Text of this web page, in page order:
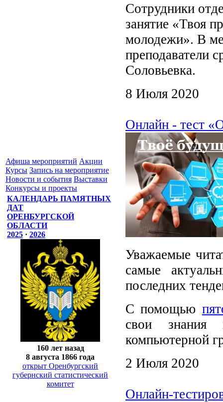
Афиша мероприятий Акции
Курсы Запись на мероприятие
Новости и события Выставки
Конкурсы и проекты
КАЛЕНДАРЬ ПАМЯТНЫХ
ДАТ
ОРЕНБУРГСКОЙ
ОБЛАСТИ
2025 · 2026
160 лет назад
8 августа 1866 года
открыт Оренбургский
губернский статистический
комитет
Сотрудники
занятие «Твоя
молодежи». В
преподаватели
Соловьевка.
8 Июля 2020
Онлайн - тест
Уважаемые
самые
последних
С помощью
свои знания
компьютерной
2 Июля 2020
Онлайн-